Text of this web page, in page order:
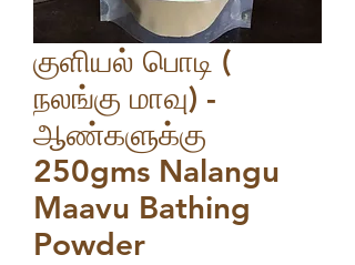
குளியல் பொடி (
நலங்கு மாவு) -
ஆண்களுக்கு
250gms Nalangu
Maavu Bathing
Powder